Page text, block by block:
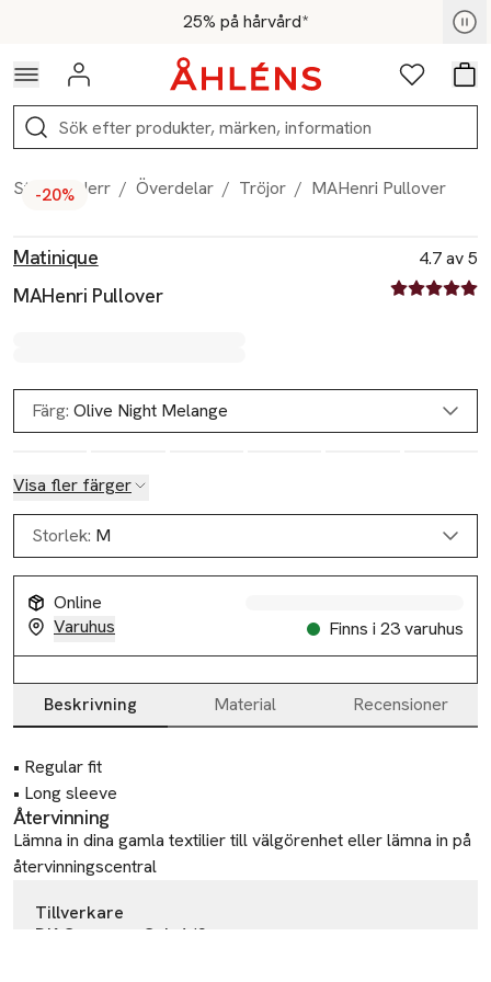
Hoppa till navigationsmenyn25% på hårvård*
För medlemmar - Shoppa nu
Logga in Favoriter
Sök
Start / Herr / Överdelar / Tröjor / MAHenri Pullover
-20%
Matinique
MAHenri Pullover
4.7 av 5
4.7 av fem
Färg: Olive Night Melange
Visa fler färger
Storlek: M
Online
Varuhus
Finns i 23 varuhus
Beskrivning Material Recensioner
Beskrivning
• Regular fit
• Long sleeve
Återvinning
Lämna in dina gamla textilier till välgörenhet eller lämna in på
återvinningscentral
Tillverkare
DK Company Cph A/S